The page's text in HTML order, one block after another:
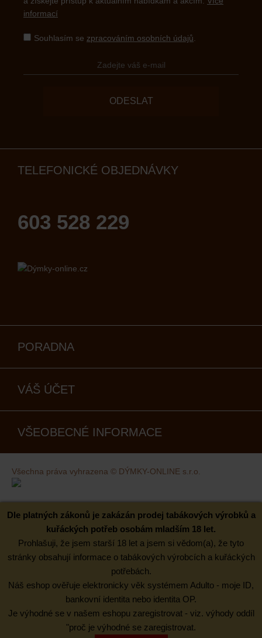
informací
Souhlasím se zpracováním osobních údajů
ODESLAT
TELEFONICKÉ OBJEDNÁVKY
603 528 229
PORADNA
VÁŠ ÚČET
VŠEOBECNÉ INFORMACE
Všechna práva vyhrazena © DÝMKY-ONLINE s.r.o.
Dle platných zákonů je zakázán prodej tabákových výrobků a
kuřáckých potřeb osobám mladším 18 let.
Prohlašuji, že jsem starší 18 let a jsem si vědom(a), že tyto
stránky obsahují informace o tabákových výrobcích a kuřáckých
potřebách.
Náš eshop ověřuje elektronicky věk systémem Adulto - moje ID,
bankovní identita nebo identita OP.
Je výhodné se v našem eshopu zaregistrovat - viz. výhody oddíl
"proč je výhodné se zaregistrovat.